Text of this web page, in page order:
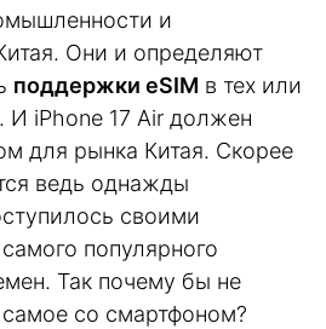
и
Они и определяют
поддержки eSIM в тех или
И iPhone 17 Air должен
для рынка Китая. Скорее
ведь однажды
своими
популярного
Так почему бы не
со смартфоном?